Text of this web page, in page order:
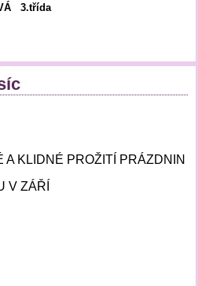
3.třída
A KLIDNÉ PROŽITÍ PRÁZDNIN
V ZÁŘÍ